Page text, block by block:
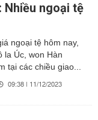
Nhiều ngoại tệ
ngoại tệ hôm nay,
la Úc, won Hàn
tại các chiều giao...
09:38 | 11/12/2023